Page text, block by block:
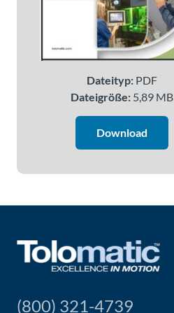
Dateityp:PDF
Dateigröße:5,89 MB
Download
(800) 321-4739